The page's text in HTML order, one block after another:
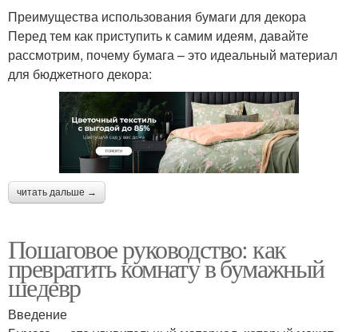
Преимущества использования бумаги для декора
Перед тем как приступить к самим идеям, давайте
рассмотрим, почему бумага – это идеальный материал
для бюджетного декора:
читать дальше →
Пошаговое руководство: как
превратить комнату в бумажный
шедевр
Введение